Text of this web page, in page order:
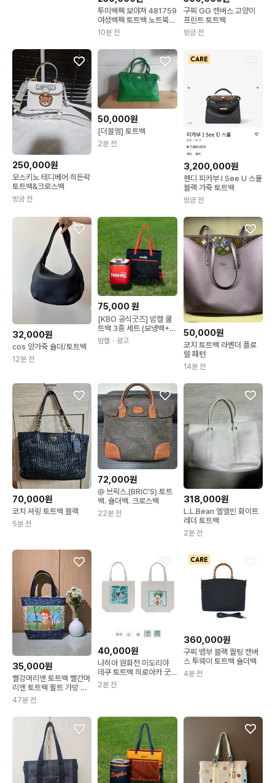
투미백팩 보야져 481759
여성백팩 토트백 노트북백
팩
10분 전
구찌 GG 캔버스 고양이
프린트 토트백
방금 전
250,000원
모스키노 테디베어 히든락
토트백&크로스백
방금 전
50,000원
[더블엠] 토트백
2분 전
3,200,000원
펜디 피카부 I See U 스몰
블랙 가죽 토트백
방금 전
32,000원
cos 양가죽 숄더/토트백
12분 전
75,000원
[KBO 공식굿즈] 밤켈 쿨
트백 3종 세트 (보냉백+토
트백+자켓 그리퍼)
밤켈 ・광고
50,000원
코치 토트백 라벤더 플로
럴 패턴
14분 전
70,000원
코치 셔링 토트백 블랙
5분 전
72,000원
@ 브릭스.(BRIC'S) 토트
백. 숄더백. 크로스백
22분 전
318,000원
L.L.Bean 엘엘빈 화이트
레더 토트백
2분 전
35,000원
빨강머리앤 토트백 빨간머
리앤 토트백 퀼트 가방 새
제품
47분 전
40,000원
나히아 원화전 미도리야
데쿠 토트백 히로아카 굿
즈
2분 전
360,000원
구찌 뱀부 블랙 퀄팅 캔버
스 투웨이 토트백 숄더백
4분 전